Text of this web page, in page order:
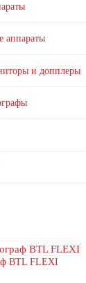
аппараты
и допплеры
BTL FLEXI